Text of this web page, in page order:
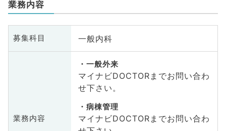
業務内容
募集科目 一般内科
業務内容
一般外来
マイナビDOCTORまでお問い合わ
せ下さい。
病棟管理
マイナビDOCTORまでお問い合わ